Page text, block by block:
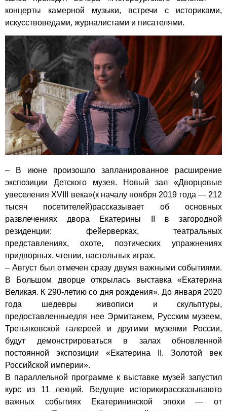
концерты камерной музыки, встречи с историками,
искусствоведами, журналистами и писателями.
– В июне произошло запланированное расширение
экспозиции Детского музея. Новый зал «Дворцовые
увеселения XVIII века»(к началу ноября 2019 года — 212
тысяч посетителей)рассказывает об основных
развлечениях двора Екатерины II в загородной
резиденции: фейерверках, театральных
представлениях, охоте, поэтических упражнениях
придворных, чтении, настольных играх.
– Август был отмечен сразу двумя важными событиями.
В Большом дворце открылась выставка «Екатерина
Великая. К 290-летию со дня рождения». До января 2020
года шедевры живописи и скульптуры,
предоставленныедля нее Эрмитажем, Русским музеем,
Третьяковской галереей и другими музеями России,
будут демонстрироваться в залах обновленной
постоянной экспозиции «Екатерина II. Золотой век
Российской империи».
В параллельной программе к выставке музей запустил
курс из 11 лекций. Ведущие историкирассказываюто
важных событиях Екатерининской эпохи — от